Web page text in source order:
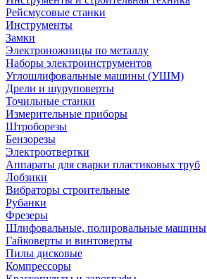
Рейсмусовые станки
Инструменты
Замки
Электроножницы по металлу
Наборы электроинструментов
Углошлифовальные машины (УШМ)
Дрели и шуруповерты
Точильные станки
Измерительные приборы
Штроборезы
Бензорезы
Электроотвертки
Аппараты для сварки пластиковых труб
Лобзики
Вибраторы строительные
Рубанки
Фрезеры
Шлифовальные, полировальные машины
Гайковерты и винтоверты
Пилы дисковые
Компрессоры